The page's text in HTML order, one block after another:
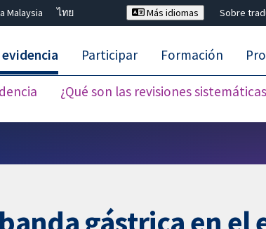
Malaysia
ไทย
Más idiomas Sobre
¿Qué son las revisiones
Participar Formación